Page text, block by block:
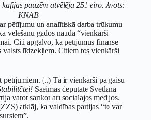
pauzēm atvēlēja 251 eiro. Avots:
KNAB
pētījumu un analītiskā darba trūkumu
vēlēšanu gados nauda “vienkārši
Citi apgalvo, ka pētījumus finansē
valsts līdzekļiem. Citiem tos vienkārši
pētījumiem. (..) Tā ir vienkārši pa gaisu
Saeimas deputāte Svetlana
varot sarīkot arī sociālajos medijos.
atklāj, ka valdības partijas “to var